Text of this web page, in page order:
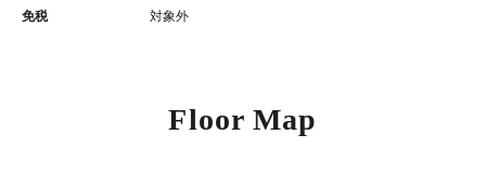
免税 対象外
Floor Map